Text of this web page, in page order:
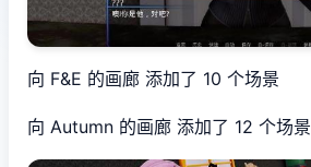
向 F&E 的画廊 添加了 10 个场景
向 Autumn 的画廊 添加了 12 个场景